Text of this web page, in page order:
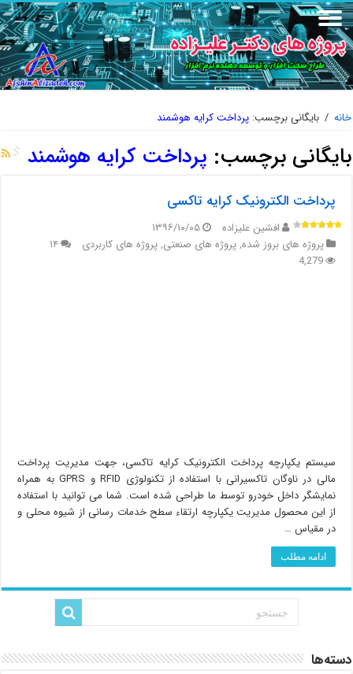
خانه / بایگانی برچسب:پرداخت کرایه هوشمند
بایگانی برچسب: پرداخت کرایه هوشمند
پرداخت الکترونیک کرایه تاکسی
افشین علیزاده
۱۳۹۶/۱۰/۰۵
پروژه های بروز شده,پروژه های صنعتی,پروژه های کاربردی
۱۴
4,279
سیستم یکپارچه پرداخت الکترونیک کرایه تاکسی، جهت مدیریت پرداخت
مالی در ناوگان تاکسیرانی با استفاده از تکنولوژی RFID و GPRS به همراه
نمایشگر داخل خودرو توسط ما طراحی شده است. شما می توانید با استفاده
از این محصول مدیریت یکپارچه ارتقاء سطح خدمات رسانی از شیوه محلی و
در مقیاس …
ادامه مطلب
دسته‌ها